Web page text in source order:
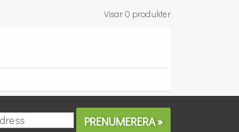
Visar 0 produkter